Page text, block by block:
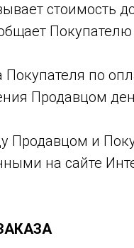
стоимость
Покупателя по
Продавцом
Продавцом и
на сайте